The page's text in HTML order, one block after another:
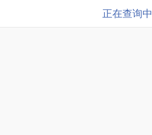
正在查询中